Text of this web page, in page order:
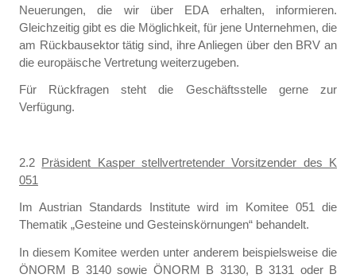
Neuerungen, die wir über EDA erhalten, informieren.
Gleichzeitig gibt es die Möglichkeit, für jene Unternehmen, die
am Rückbausektor tätig sind, ihre Anliegen über den BRV an
die europäische Vertretung weiterzugeben.
Für Rückfragen steht die Geschäftsstelle gerne zur
Verfügung.
2.2 Präsident Kasper stellvertretender Vorsitzender des K
051
Im Austrian Standards Institute wird im Komitee 051 die
Thematik „Gesteine und Gesteinskörnungen“ behandelt.
In diesem Komitee werden unter anderem beispielsweise die
ÖNORM B 3140 sowie ÖNORM B 3130, B 3131 oder B